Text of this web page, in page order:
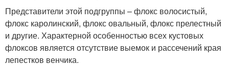
Представители этой подгруппы – флокс волосистый,
флокс каролинский, флокс овальный, флокс прелестный
и другие. Характерной особенностью всех кустовых
флоксов является отсутствие выемок и рассечений края
лепестков венчика.